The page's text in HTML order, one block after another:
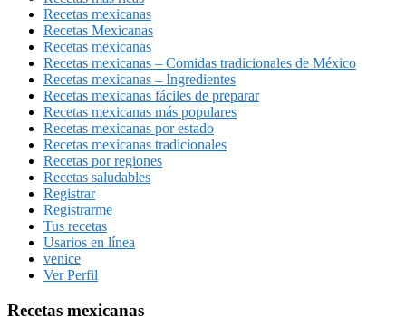
Recetas mexicanas
Recetas Mexicanas
Recetas mexicanas
Recetas mexicanas – Comidas tradicionales de México
Recetas mexicanas – Ingredientes
Recetas mexicanas fáciles de preparar
Recetas mexicanas más populares
Recetas mexicanas por estado
Recetas mexicanas tradicionales
Recetas por regiones
Recetas saludables
Registrar
Registrarme
Tus recetas
Usarios en línea
venice
Ver Perfil
Recetas mexicanas